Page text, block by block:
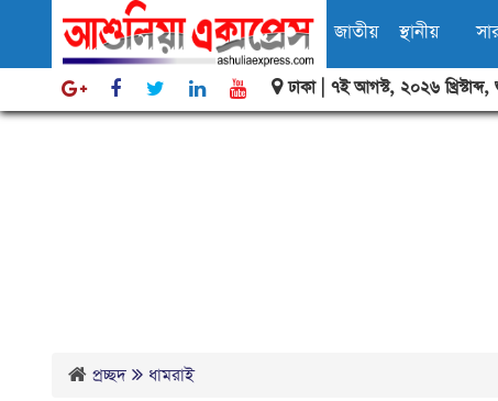
জাতীয় স্থানীয়
বিবিধ
ঢাকা | ৭ই আগস্ট, ২০২৬ খ্রিস্টাব্দ,
প্রচ্ছদ ধামরাই